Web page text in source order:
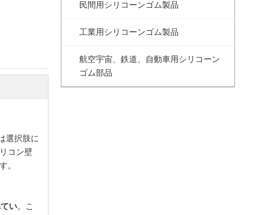
選択肢に
コン壁
。
い。こ
民間用シリコーンゴム製品
工業用シリコーンゴム製品
航空宇宙、鉄道、自動車用シリコーン
ゴム部品